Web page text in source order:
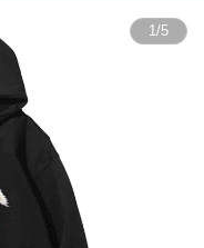
1/5